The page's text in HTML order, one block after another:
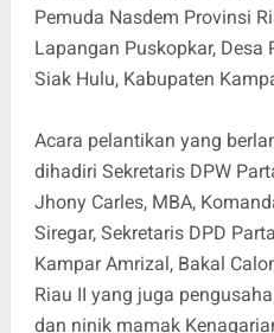
Pemuda Nasdem Provinsi
Lapangan Puskopkar, Desa
Siak Hulu, Kabupaten
Acara pelantikan yang
dihadiri Sekretaris DPW
Jhony Carles, MBA,
Siregar, Sekretaris DPD
Kampar Amrizal, Bakal
Riau II yang juga
dan ninik mamak